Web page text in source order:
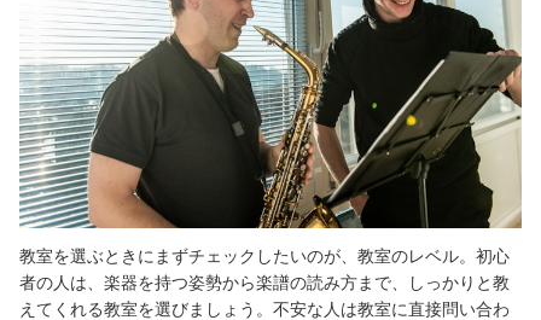
教室を選ぶときにまずチェックしたいのが、教室のレベル。初心
者の人は、楽器を持つ姿勢から楽譜の読み方まで、しっかりと教
えてくれる教室を選びましょう。不安な人は教室に直接問い合わ